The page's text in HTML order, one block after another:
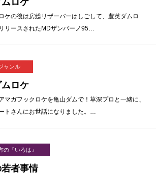
ケの後は房総リザーバーはしごして、豊英ダムロ
リースされたMDザンバーノ95…
ャンル
ロケ
マガフックロケを亀山ダムで！草深プロと一緒に、
トさんにお世話になりました。…
の『いろは』
者事情